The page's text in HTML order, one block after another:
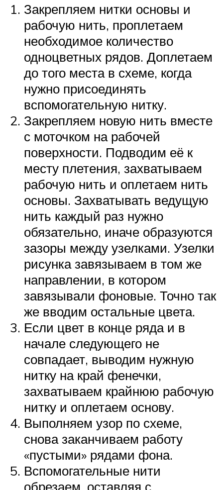
Закрепляем нитки основы и
рабочую нить, проплетаем
необходимое количество
одноцветных рядов. Доплетаем
до того места в схеме, когда
нужно присоединять
вспомогательную нитку.
Закрепляем новую нить вместе
с моточком на рабочей
поверхности. Подводим её к
месту плетения, захватываем
рабочую нить и оплетаем нить
основы. Захватывать ведущую
нить каждый раз нужно
обязательно, иначе образуются
зазоры между узелками. Узелки
рисунка завязываем в том же
направлении, в котором
завязывали фоновые. Точно так
же вводим остальные цвета.
Если цвет в конце ряда и в
начале следующего не
совпадает, выводим нужную
нитку на край фенечки,
захватываем крайнюю рабочую
нитку и оплетаем основу.
Выполняем узор по схеме,
снова заканчиваем работу
«пустыми» рядами фона.
Вспомогательные нити
обрезаем, оставляя с